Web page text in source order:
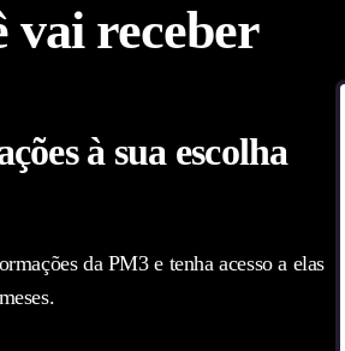
vai receber
à sua escolha
da PM3 e tenha acesso a elas